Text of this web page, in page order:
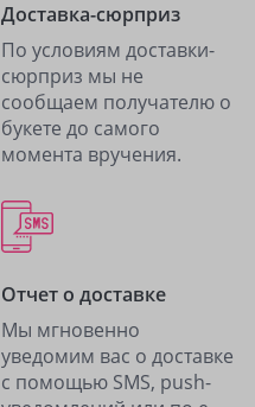
Доставка-сюрприз
По условиям доставки-
сюрприз мы не
сообщаем получателю о
букете до самого
момента вручения.
Отчет о доставке
Мы мгновенно
уведомим вас о доставке
с помощью SMS, push-